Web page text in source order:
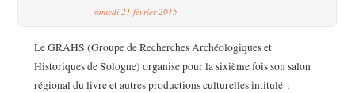
samedi 21 février 2015
Le GRAHS (Groupe de Recherches Archéologiques et
Historiques de Sologne) organise pour la sixième fois son salon
régional du livre et autres productions culturelles intitulé :